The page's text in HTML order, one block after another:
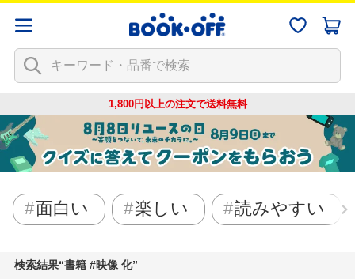
1,800円以上の注文で送料無料
面白い 楽しい 読みやすい
検索結果 書籍 #映像 化